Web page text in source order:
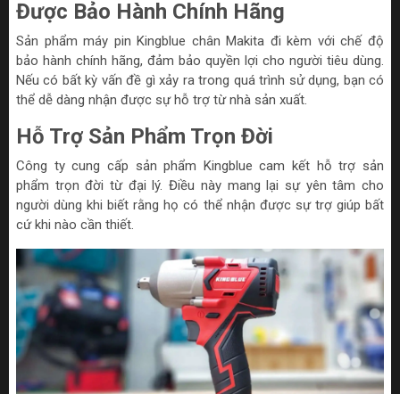
Được Bảo Hành Chính Hãng
Sản phẩm máy pin Kingblue chân Makita đi kèm với chế độ
bảo hành chính hãng, đảm bảo quyền lợi cho người tiêu dùng.
Nếu có bất kỳ vấn đề gì xảy ra trong quá trình sử dụng, bạn có
thể dễ dàng nhận được sự hỗ trợ từ nhà sản xuất.
Hỗ Trợ Sản Phẩm Trọn Đời
Công ty cung cấp sản phẩm Kingblue cam kết hỗ trợ sản
phẩm trọn đời từ đại lý. Điều này mang lại sự yên tâm cho
người dùng khi biết rằng họ có thể nhận được sự trợ giúp bất
cứ khi nào cần thiết.